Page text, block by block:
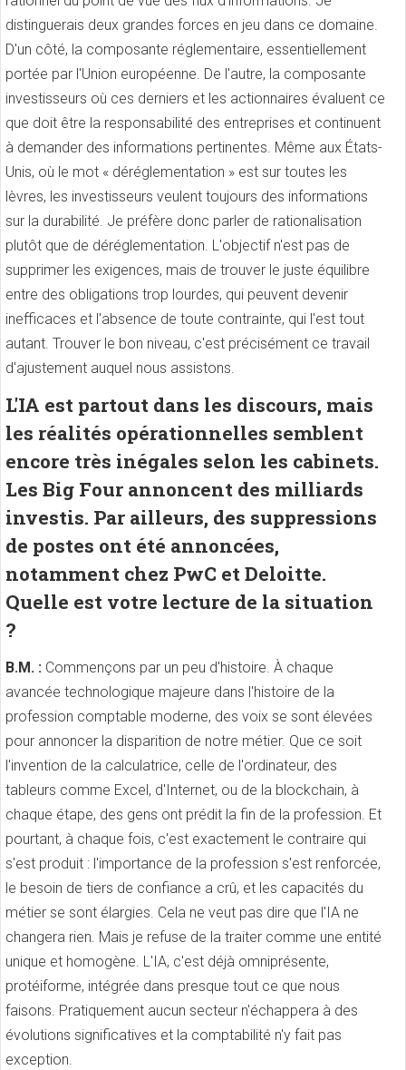
distinguerais deux grandes forces en jeu dans ce domaine.
D'un côté, la composante réglementaire, essentiellement
portée par l'Union européenne. De l'autre, la composante
investisseurs où ces derniers et les actionnaires évaluent ce
que doit être la responsabilité des entreprises et continuent
à demander des informations pertinentes. Même aux États-
Unis, où le mot « déréglementation » est sur toutes les
lèvres, les investisseurs veulent toujours des informations
sur la durabilité. Je préfère donc parler de rationalisation
plutôt que de déréglementation. L'objectif n'est pas de
supprimer les exigences, mais de trouver le juste équilibre
entre des obligations trop lourdes, qui peuvent devenir
inefficaces et l'absence de toute contrainte, qui l'est tout
autant. Trouver le bon niveau, c'est précisément ce travail
d'ajustement auquel nous assistons.
L'IA est partout dans les discours, mais
les réalités opérationnelles semblent
encore très inégales selon les cabinets.
Les Big Four annoncent des milliards
investis. Par ailleurs, des suppressions
de postes ont été annoncées,
notamment chez PwC et Deloitte.
Quelle est votre lecture de la situation
?
B.M. : Commençons par un peu d'histoire. À chaque
avancée technologique majeure dans l'histoire de la
profession comptable moderne, des voix se sont élevées
pour annoncer la disparition de notre métier. Que ce soit
l'invention de la calculatrice, celle de l'ordinateur, des
tableurs comme Excel, d'Internet, ou de la blockchain, à
chaque étape, des gens ont prédit la fin de la profession. Et
pourtant, à chaque fois, c'est exactement le contraire qui
s'est produit : l'importance de la profession s'est renforcée,
le besoin de tiers de confiance a crû, et les capacités du
métier se sont élargies. Cela ne veut pas dire que l'IA ne
changera rien. Mais je refuse de la traiter comme une entité
unique et homogène. L'IA, c'est déjà omniprésente,
protéiforme, intégrée dans presque tout ce que nous
faisons. Pratiquement aucun secteur n'échappera à des
évolutions significatives et la comptabilité n'y fait pas
exception.